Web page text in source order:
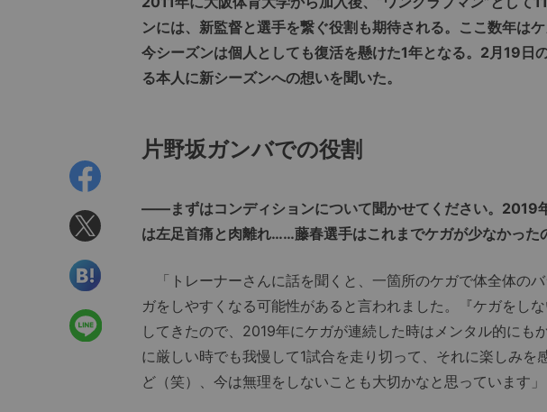
ンには、新監督と選手を繋ぐ役割も期待される。ここ数年は
今シーズンは個人としても復活を懸けた1年となる。2月19日
る本人に新シーズンへの想いを聞いた。
片野坂ガンバでの役割
――まずはコンディションについて聞かせてください。2019
は左足首痛と肉離れ……藤春選手はこれまでケガが少なかった
「トレーナーさんに話を聞くと、一箇所のケガで体全体の
ガをしやすくなる可能性があると言われました。『ケガをし
してきたので、2019年にケガが連続した時はメンタル的にも
に厳しい時でも我慢して1試合を走り切って、それに楽しみを
ど（笑）、今は無理をしないことも大切かなと思っています」